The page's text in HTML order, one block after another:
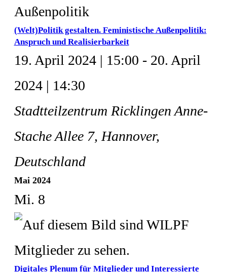
(Welt)Politik gestalten. Feministische Außenpolitik:
Anspruch und Realisierbarkeit
19. April 2024 | 15:00 - 20. April
2024 | 14:30
Stadtteilzentrum Ricklingen Anne-
Stache Allee 7, Hannover,
Deutschland
Mai 2024
Mi. 8
Digitales Plenum für Mitglieder und Interessierte